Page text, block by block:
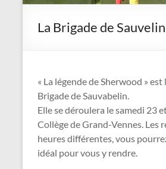
La Brigade de
« La légende de Sherwood »
Brigade de Sauvabelin.
Elle se déroulera le samedi 23
Collège de Grand-Vennes. Les
heures différentes, vous
idéal pour vous y rendre.